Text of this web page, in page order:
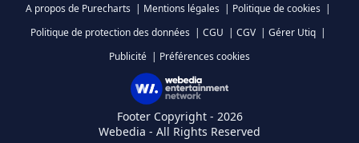
A propos de Purecharts | Mentions légales | Politique de cookies |
Politique de protection des données | CGU | CGV | Gérer Utiq |
Publicité | Préférences cookies
Footer Copyright - 2026
Webedia - All Rights Reserved